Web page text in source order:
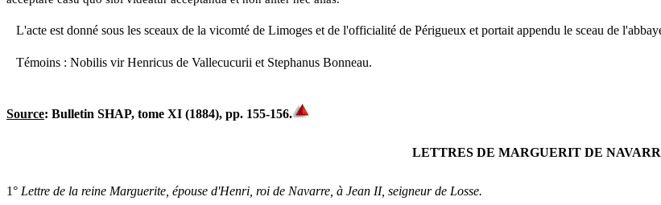
L'acte est donné sous les sceaux de la vicomté de Limoges et de l'officialité de Périgueux et portait appendu le sceau de
Témoins : Nobilis vir Henricus de Vallecucurii et Stephanus Bonneau.
Source: Bulletin SHAP, tome XI (1884), pp. 155-156.
LETTRES DE MARGUERIT DE
1° Lettre de la reine Marguerite, épouse d'Henri, roi de Navarre, à Jean II, seigneur de Losse.